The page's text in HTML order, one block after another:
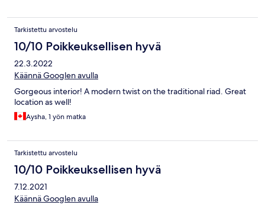
Tarkistettu arvostelu
10/10 Poikkeuksellisen hyvä
22.3.2022
Käännä Googlen avulla
Gorgeous interior! A modern twist on the traditional riad. Great
location as well!
Aysha, 1 yön matka
Tarkistettu arvostelu
10/10 Poikkeuksellisen hyvä
7.12.2021
Käännä Googlen avulla